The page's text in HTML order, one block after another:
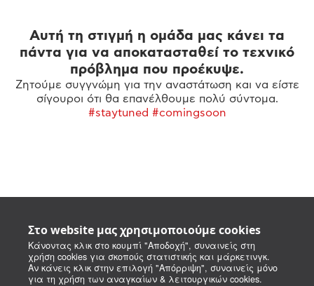
Στο website μας χρησιμοποιούμε cookies
Κάνοντας κλικ στο κουμπί "Αποδοχή", συναινείς στη
χρήση cookies για σκοπούς στατιστικής και μάρκετινγκ.
Αν κάνεις κλικ στην επιλογή "Απόρριψη", συναινείς μόνο
για τη χρήση των αναγκαίων & λειτουργικών cookies.
Αυτή τη στιγμή η ομάδα μας κάνει τα
πάντα για να αποκατασταθεί το τεχνικό
πρόβλημα που προέκυψε.
Ζητούμε συγγνώμη για την αναστάτωση και να είστε
σίγουροι ότι θα επανέλθουμε πολύ σύντομα.
#staytuned #comingsoon